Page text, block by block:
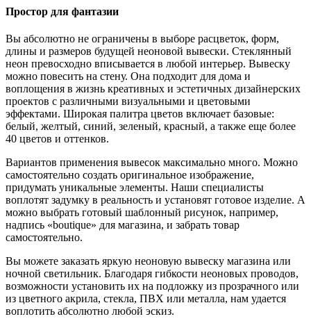
Простор для фантазии
Вы абсолютно не ограничены в выборе расцветок, форм,
длины и размеров будущей неоновой вывески. Стеклянный
неон превосходно вписывается в любой интерьер. Вывеску
можно повесить на стену. Она подходит для дома и
воплощения в жизнь креативных и эстетичных дизайнерских
проектов с различными визуальными и цветовыми
эффектами. Широкая палитра цветов включает базовые:
белый, желтый, синий, зеленый, красный, а также еще более
40 цветов и оттенков.
Вариантов применения вывесок максимально много. Можно
самостоятельно создать оригинальное изображение,
придумать уникальные элементы. Наши специалисты
воплотят задумку в реальность и установят готовое изделие. А
можно выбрать готовый шаблонный рисунок, например,
надпись «boutique» для магазина, и забрать товар
самостоятельно.
Вы можете заказать яркую неоновую вывеску магазина или
ночной светильник. Благодаря гибкости неоновых проводов,
возможности установить их на подложку из прозрачного или
из цветного акрила, стекла, ПВХ или металла, нам удается
воплотить абсолютно любой эскиз.